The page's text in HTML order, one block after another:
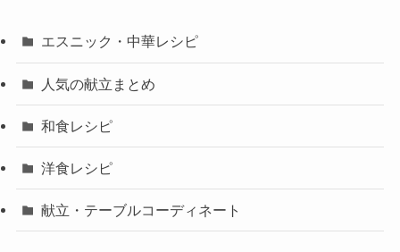
エスニック・中華レシピ
人気の献立まとめ
和食レシピ
洋食レシピ
献立・テーブルコーディネート